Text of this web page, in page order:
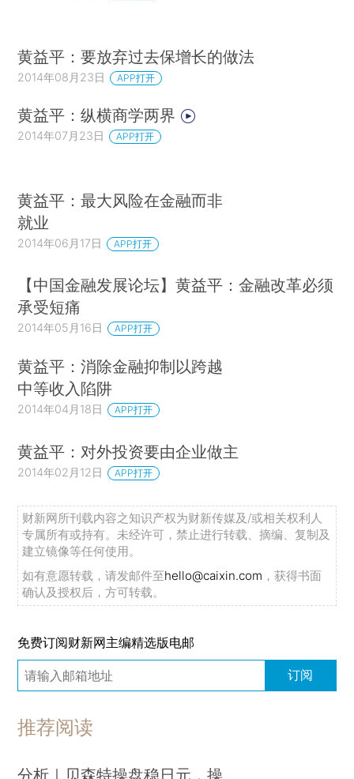
黄益平：要放弃过去保增长的做法
2014年08月23日 APP打开
黄益平：纵横商学两界
2014年07月23日 APP打开
黄益平：最大风险在金融而非
就业
2014年06月17日 APP打开
【中国金融发展论坛】黄益平：金融改革必须
承受短痛
2014年05月16日 APP打开
黄益平：消除金融抑制以跨越
中等收入陷阱
2014年04月18日 APP打开
黄益平：对外投资要由企业做主
2014年02月12日 APP打开
财新网所刊载内容之知识产权为财新传媒及/或相关权利人
专属所有或持有。未经许可，禁止进行转载、摘编、复制及
建立镜像等任何使用。
如有意愿转载，请发邮件至hello@caixin.com ，获得书面
确认及授权后，方可转载。
免费订阅财新网主编精选版电邮
订阅
推荐阅读
分析｜贝森特操盘稳日元，操